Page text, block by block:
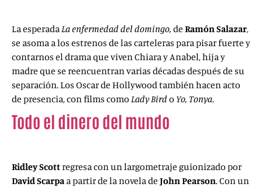
La esperadaLa enfermedad del domingo, de Ramón Salazar,
se asoma a los estrenos de las carteleras para pisar fuerte y
contarnos el drama que viven Chiara y Anabel, hija y
madre que se reencuentran varias décadas después de su
separación. Los Oscar de Hollywood también hacen acto
de presencia, con films como Lady Bird o Yo, Tonya.
Todo el dinero del mundo
Ridley Scottregresa con un largometraje guionizado por
David Scarpa a partir de la novela de John Pearson. Con un